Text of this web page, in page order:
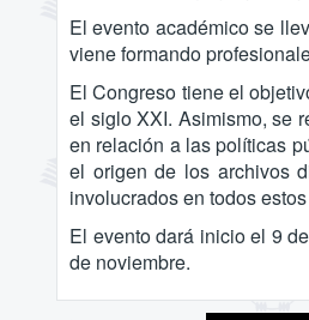
El evento académico se
viene formando
El Congreso tiene el
el siglo XXI. Asimismo, se
en relación a las políticas
el origen de los archivos
involucrados en todos
El evento dará inicio el 9
de noviembre.